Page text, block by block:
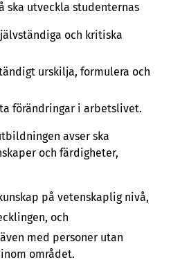
ska utveckla studenternas
och kritiska
urskilja, formulera och
förändringar i arbetslivet.
avser ska
och färdigheter,
på vetenskaplig nivå,
och
med personer utan
området.